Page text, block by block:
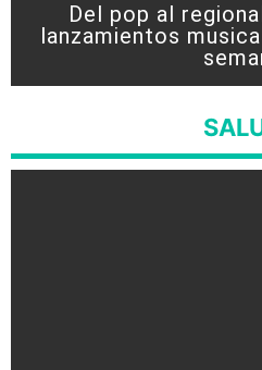
Del pop al
lanzamientos